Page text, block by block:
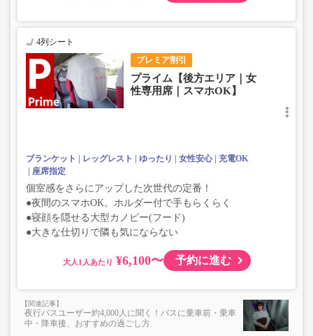
プレミア割引
4列シート
プライム【後方エリア｜女
性専用席｜スマホOK】
ブランケット レッグレスト ゆったり 女性安心
充電OK
座席指定
個室感をさらにアップした次世代の定番！
●夜間のスマホOK。ホルダー付で手もらくらく
●寝顔を隠せる大型カノピー(フード)
●大きな仕切りで隣も気にならない
大人 ¥6,100〜 予約に進む
夜行バスユーザー約4,000人に聞く！バスに乗車前・乗車
中・降車後、おすすめの過ごし方